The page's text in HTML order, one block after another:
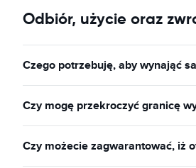
Odbiór, użycie oraz
Czego potrzebuję, aby wynająć
Czy mogę przekroczyć granicę
Czy możecie zagwarantować, iż